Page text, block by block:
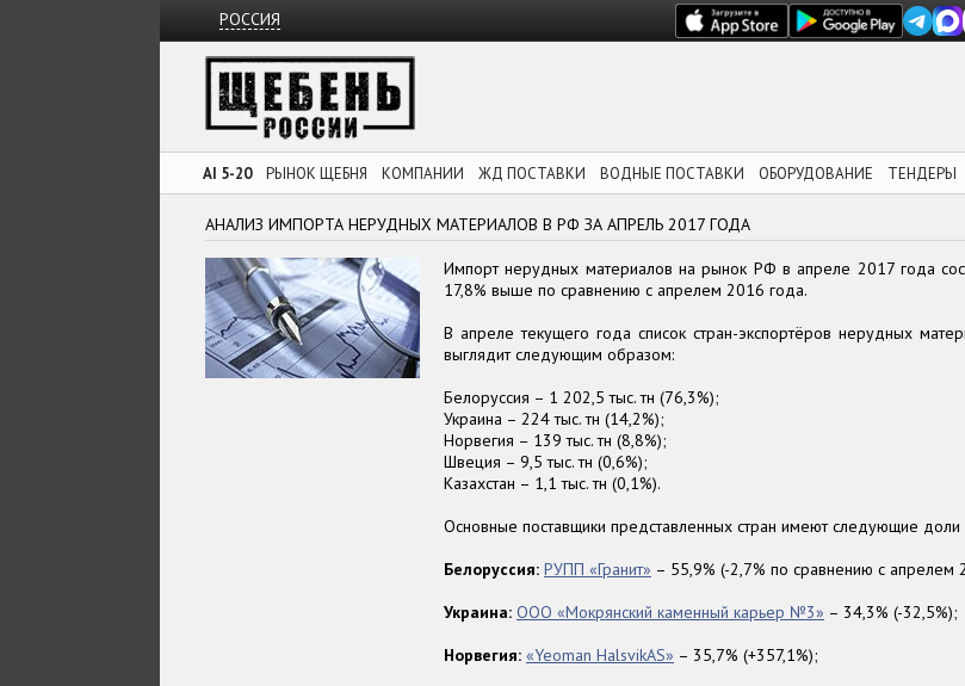
РОССИЯ
AI 5-20 РЫНОК ЩЕБНЯ КОМПАНИИ ЖД ПОСТАВКИ ВОДНЫЕ ПОСТАВКИ ОБОРУДОВАНИЕ ТЕНДЕРЫ
АНАЛИЗ ИМПОРТА НЕРУДНЫХ МАТЕРИАЛОВ В РФ ЗА АПРЕЛЬ 2017 ГОДА
Импорт нерудных материалов на рынок РФ в апреле 2017 года
17,8% выше по сравнению с апрелем 2016 года.
В апреле текущего года список стран-экспортёров нерудных
выглядит следующим образом:
Белоруссия – 1 202,5 тыс. тн (76,3%);
Украина – 224 тыс. тн (14,2%);
Норвегия – 139 тыс. тн (8,8%);
Швеция – 9,5 тыс. тн (0,6%);
Казахстан – 1,1 тыс. тн (0,1%).
Основные поставщики представленных стран имеют следующие доли
Белоруссия: РУПП «Гранит» – 55,9% (-2,7% по сравнению с апрелем
Украина: ООО «Мокрянский каменный карьер №3» – 34,3% (-32,5%);
Норвегия: «Yeoman HalsvikAS» – 35,7% (+357,1%);